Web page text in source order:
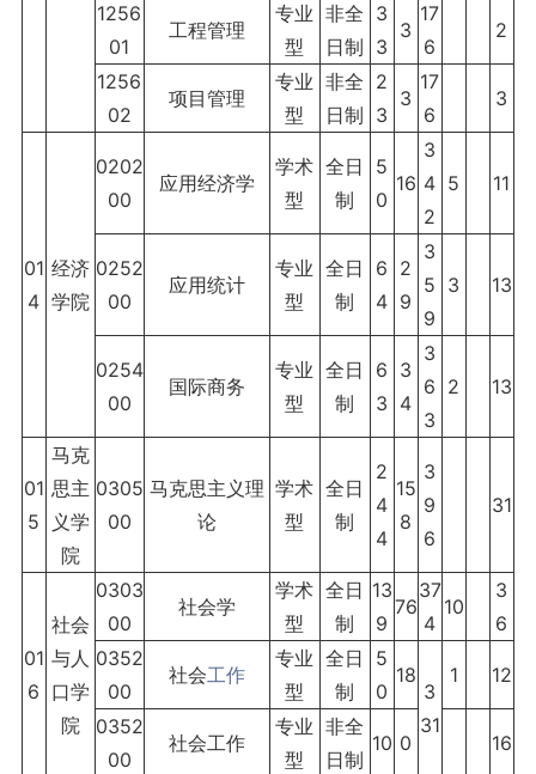
1256
01
工程管理
专业
型
非全
日制
3
3
3
17
6
2
1256
02
项目管理
专业
型
非全
日制
2
3
3
17
6
3
01
4
经济
学院
0202
00
应用经济学
学术
型
全日
制
5
0
16
3
4
2
5 11
0252
00
应用统计
专业
型
全日
制
6
4
2
9
3
5
9
3 13
0254
00
国际商务
专业
型
全日
制
6
3
3
4
3
6
3
2 13
01
5
马克
思主
义学
院
0305
00
马克思主义理
论
学术
型
全日
制
2
4
4
15
8
3
9
6
31
01
6
社会
与人
口学
院
0303
00
社会学
学术
型
全日
制
13
9
76
37
4
10
3
6
0352
00
社会工作
专业
型
全日
制
5
0
18
3
31
1 12
0352
00
社会工作
专业
型
非全
日制
10 0 16